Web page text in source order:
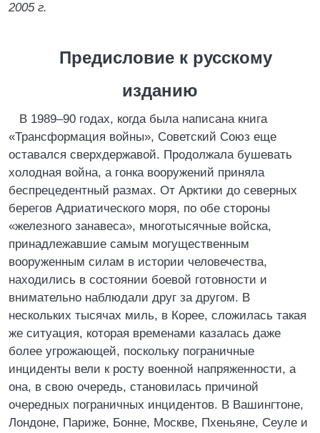
2005 г.
Предисловие к русскому
изданию
В 1989–90 годах, когда была написана книга
«Трансформация войны», Советский Союз еще
оставался сверхдержавой. Продолжала бушевать
холодная война, а гонка вооружений приняла
беспрецедентный размах. От Арктики до северных
берегов Адриатического моря, по обе стороны
«железного занавеса», многотысячные войска,
принадлежавшие самым могущественным
вооруженным силам в истории человечества,
находились в состоянии боевой готовности и
внимательно наблюдали друг за другом. В
нескольких тысячах миль, в Корее, сложилась такая
же ситуация, которая временами казалась даже
более угрожающей, поскольку пограничные
инциденты вели к росту военной напряженности, а
она, в свою очередь, становилась причиной
очередных пограничных инцидентов. В Вашингтоне,
Лондоне, Париже, Бонне, Москве, Пхеньяне, Сеуле и